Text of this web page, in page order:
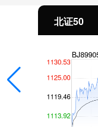
北证50